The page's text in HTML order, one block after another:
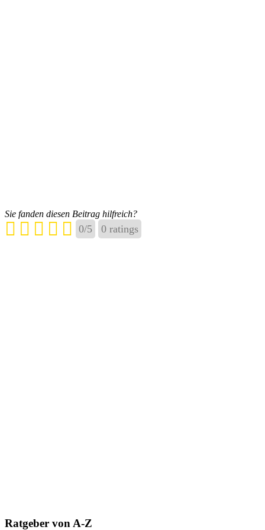
Sie fanden diesen Beitrag hilfreich?
0/5 0 ratings
Ratgeber von A-Z